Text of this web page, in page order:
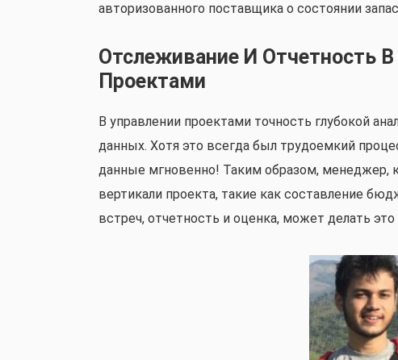
авторизованного поставщика о состоянии
Отслеживание И Отчетность
Проектами
В управлении проектами точность глубокой
данных. Хотя это всегда был трудоемкий
данные мгновенно! Таким образом, менеджер,
вертикали проекта, такие как составление
встреч, отчетность и оценка, может делать